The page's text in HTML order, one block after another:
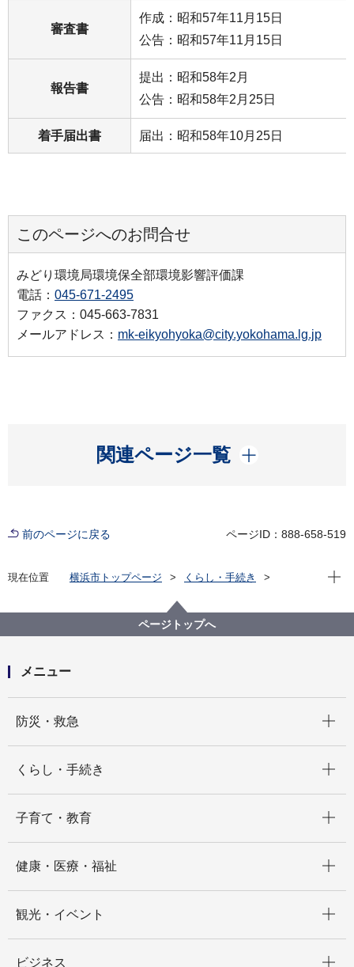
審査書
作成：昭和57年11月15日
公告：昭和57年11月15日
報告書
提出：昭和58年2月
公告：昭和58年2月25日
着手届出書 届出：昭和58年10月25日
このページへのお問合せ
みどり環境局環境保全部環境影響評価課
電話： 045-671-2495
ファクス：045-663-7831
メールアドレス： mk-eikyohyoka@city.yokohama.lg.jp
関連ページ一覧
開く
前のページに戻る ページID：888-658-519
現在位置 横浜市トップページ
くらし・手続き
環境アセスメント
4.大黒ふ頭II期（その2）地区公有水面埋立事業 環境影
現在
ページトップへ
メニュー
防災・救急
くらし・手続き
子育て・教育
健康・医療・福祉
観光・イベント
ビジネス